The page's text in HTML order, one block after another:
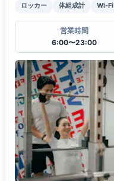
ロッカー
体組成計 Wi-Fi
営業時間
6:00〜23:00